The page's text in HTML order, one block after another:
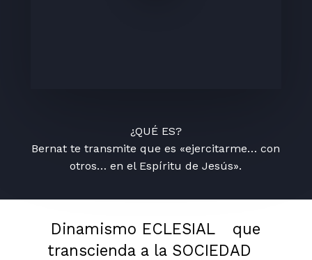
¿QUÉ ES?
Bernat te transmite que es «ejercitarme… con
otros… en el Espíritu de Jesús».
Dinamismo ECLESIAL
que
transcienda a la SOCIEDAD